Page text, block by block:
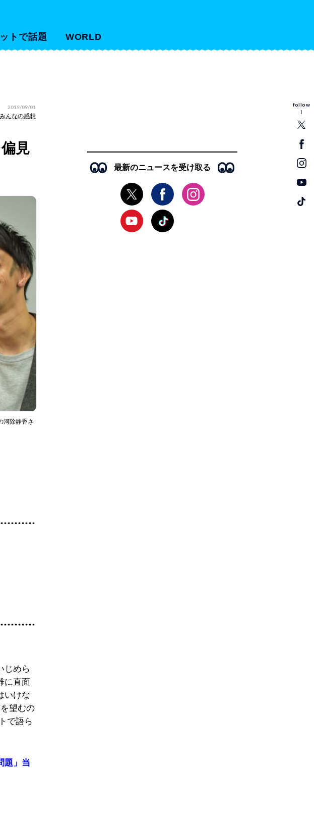
トで話題 WORLD
follow
2019/09/01
みんなの感想
見
河除静香さ
じめら
に直面
いけな
望むの
で語ら
題」当
最新のニュースを受け取る